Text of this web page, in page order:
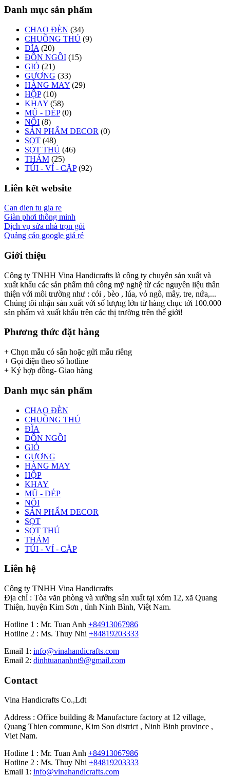
Danh mục sản phẩm
CHAO ĐÈN (34)
CHUỒNG THÚ (9)
ĐĨA (20)
ĐÔN NGỒI (15)
GIỎ (21)
GƯƠNG (33)
HÀNG MAY (29)
HỘP (10)
KHAY (58)
MŨ - DÉP (0)
NÔI (8)
SẢN PHẨM DECOR (0)
SỌT (48)
SỌT THÚ (46)
THẢM (25)
TÚI - VÍ - CẶP (92)
Liên kết website
Can dien tu gia re
Giàn phơi thông minh
Dịch vụ sửa nhà trọn gói
Quảng cáo google giá rẻ
Giới thiệu
Công ty TNHH Vina Handicrafts là công ty chuyên sản xuất và
xuất khẩu các sản phẩm thủ công mỹ nghệ từ các nguyên liệu thân
thiện với môi trường như : cói , bèo , lúa, vỏ ngô, mây, tre, nứa,...
Chúng tôi nhận sản xuất với số lượng lớn từ hàng chục tới 100.000
sản phẩm và xuất khẩu trên các thị trường trên thế giới!
Phương thức đặt hàng
+ Chọn mẫu có sẵn hoặc gửi mẫu riêng
+ Gọi điện theo số hotline
+ Ký hợp đồng- Giao hàng
Danh mục sản phẩm
CHAO ĐÈN
CHUỒNG THÚ
ĐĨA
ĐÔN NGỒI
GIỎ
GƯƠNG
HÀNG MAY
HỘP
KHAY
MŨ - DÉP
NÔI
SẢN PHẨM DECOR
SỌT
SỌT THÚ
THẢM
TÚI - VÍ - CẶP
Liên hệ
Công ty TNHH Vina Handicrafts
Địa chỉ : Tòa văn phòng và xưởng sản xuất tại xóm 12, xã Quang
Thiện, huyện Kim Sơn , tỉnh Ninh Bình, Việt Nam.
Hotline 1 : Mr. Tuan Anh +84913067986
Hotline 2 : Ms. Thuy Nhi +84819203333
Email 1: info@vinahandicrafts.com
Email 2: dinhtuananhnt9@gmail.com
Contact
Vina Handicrafts Co.,Ldt
Address : Office building & Manufacture factory at 12 village,
Quang Thien commune, Kim Son district , Ninh Binh province ,
Viet Nam.
Hotline 1 : Mr. Tuan Anh +84913067986
Hotline 2 : Ms. Thuy Nhi +84819203333
Email 1: info@vinahandicrafts.com